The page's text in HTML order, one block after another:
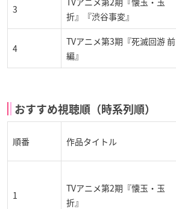
3
折』『渋谷事変』
4
TVアニメ第3期『死滅回游 前
編』
おすすめ視聴順（時系列順）
順番 作品タイトル
1
TVアニメ第2期『懐玉・玉
折』